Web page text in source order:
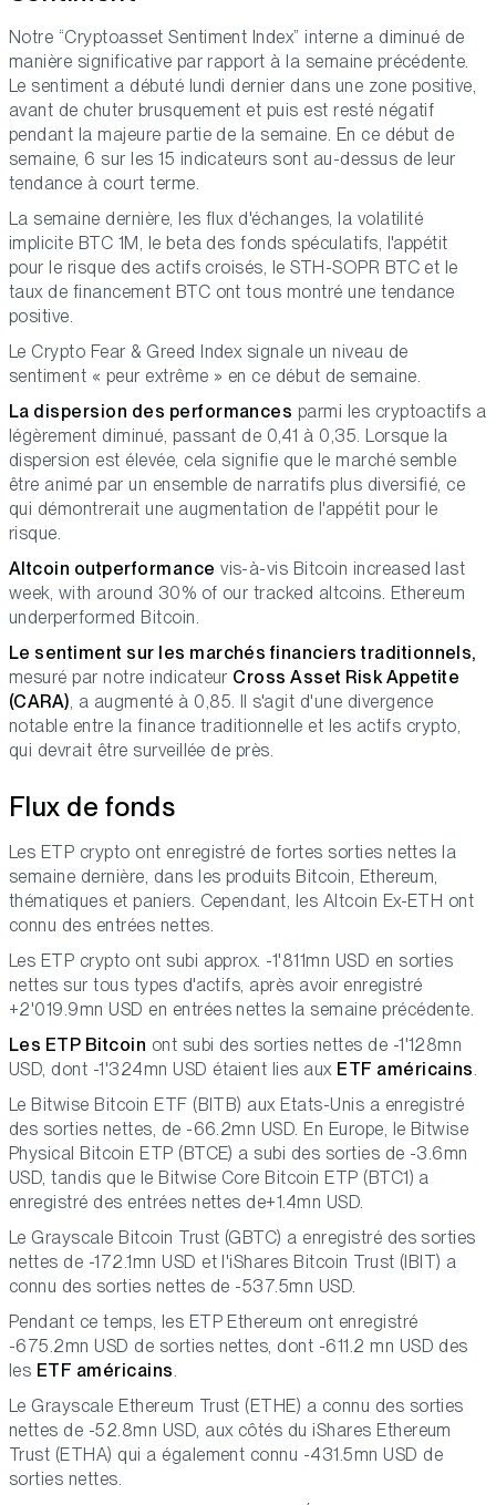
Notre “Cryptoasset Sentiment Index” interne a diminué de
manière significative par rapport à la semaine précédente.
Le sentiment a débuté lundi dernier dans une zone positive,
avant de chuter brusquement et puis est resté négatif
pendant la majeure partie de la semaine. En ce début de
semaine, 6 sur les 15 indicateurs sont au-dessus de leur
tendance à court terme.
La semaine dernière, les flux d'échanges, la volatilité
implicite BTC 1M, le beta des fonds spéculatifs, l'appétit
pour le risque des actifs croisés, le STH-SOPR BTC et le
taux de financement BTC ont tous montré une tendance
positive.
Le Crypto Fear & Greed Index signale un niveau de
sentiment « peur extrême » en ce début de semaine.
La dispersion des performances parmi les cryptoactifs a
légèrement diminué, passant de 0,41 à 0,35. Lorsque la
dispersion est élevée, cela signifie que le marché semble
être animé par un ensemble de narratifs plus diversifié, ce
qui démontrerait une augmentation de l'appétit pour le
risque.
Altcoin outperformance vis-à-vis Bitcoin increased last
week, with around 30% of our tracked altcoins. Ethereum
underperformed Bitcoin.
Le sentiment sur les marchés financiers traditionnels,
mesuré par notre indicateur Cross Asset Risk Appetite
(CARA), a augmenté à 0,85. Il s'agit d'une divergence
notable entre la finance traditionnelle et les actifs crypto,
qui devrait être surveillée de près.
Flux de fonds
Les ETP crypto ont enregistré de fortes sorties nettes la
semaine dernière, dans les produits Bitcoin, Ethereum,
thématiques et paniers. Cependant, les Altcoin Ex-ETH ont
connu des entrées nettes.
Les ETP crypto ont subi approx. -1'811mn USD en sorties
nettes sur tous types d'actifs, après avoir enregistré
+2'019.9mn USD en entrées nettes la semaine précédente.
Les ETP Bitcoin ont subi des sorties nettes de -1'128mn
USD, dont -1'324mn USD étaient lies aux ETF américains.
Le Bitwise Bitcoin ETF (BITB) aux Etats-Unis a enregistré
des sorties nettes, de -66.2mn USD. En Europe, le Bitwise
Physical Bitcoin ETP (BTCE) a subi des sorties de -3.6mn
USD, tandis que le Bitwise Core Bitcoin ETP (BTC1) a
enregistré des entrées nettes de+1.4mn USD.
Le Grayscale Bitcoin Trust (GBTC) a enregistré des sorties
nettes de -172.1mn USD et l'iShares Bitcoin Trust (IBIT) a
connu des sorties nettes de -537.5mn USD.
Pendant ce temps, les ETP Ethereum ont enregistré
-675.2mn USD de sorties nettes, dont -611.2 mn USD des
les ETF américains.
Le Grayscale Ethereum Trust (ETHE) a connu des sorties
nettes de -52.8mn USD, aux côtés du iShares Ethereum
Trust (ETHA) qui a également connu -431.5mn USD de
sorties nettes.